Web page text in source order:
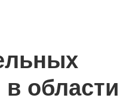
области